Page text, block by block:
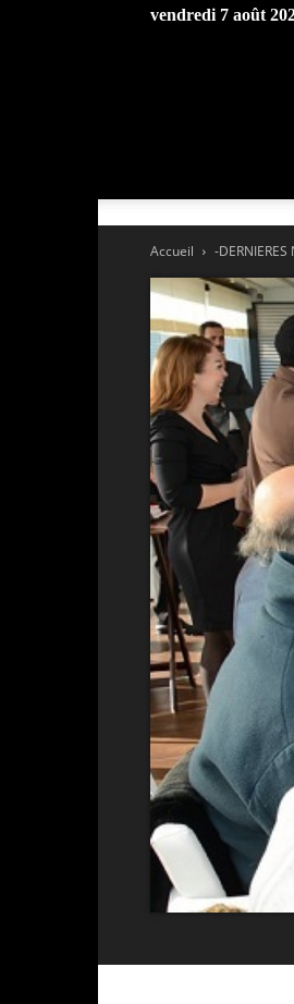
vendredi 7 août
Accueil -DERNIERES